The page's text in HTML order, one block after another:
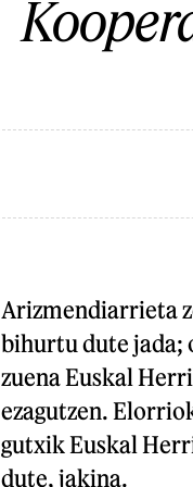
Arizmendiarrieta
bihurtu dute jada;
zuena Euskal
ezagutzen.
gutxik Euskal
dute, jakina.